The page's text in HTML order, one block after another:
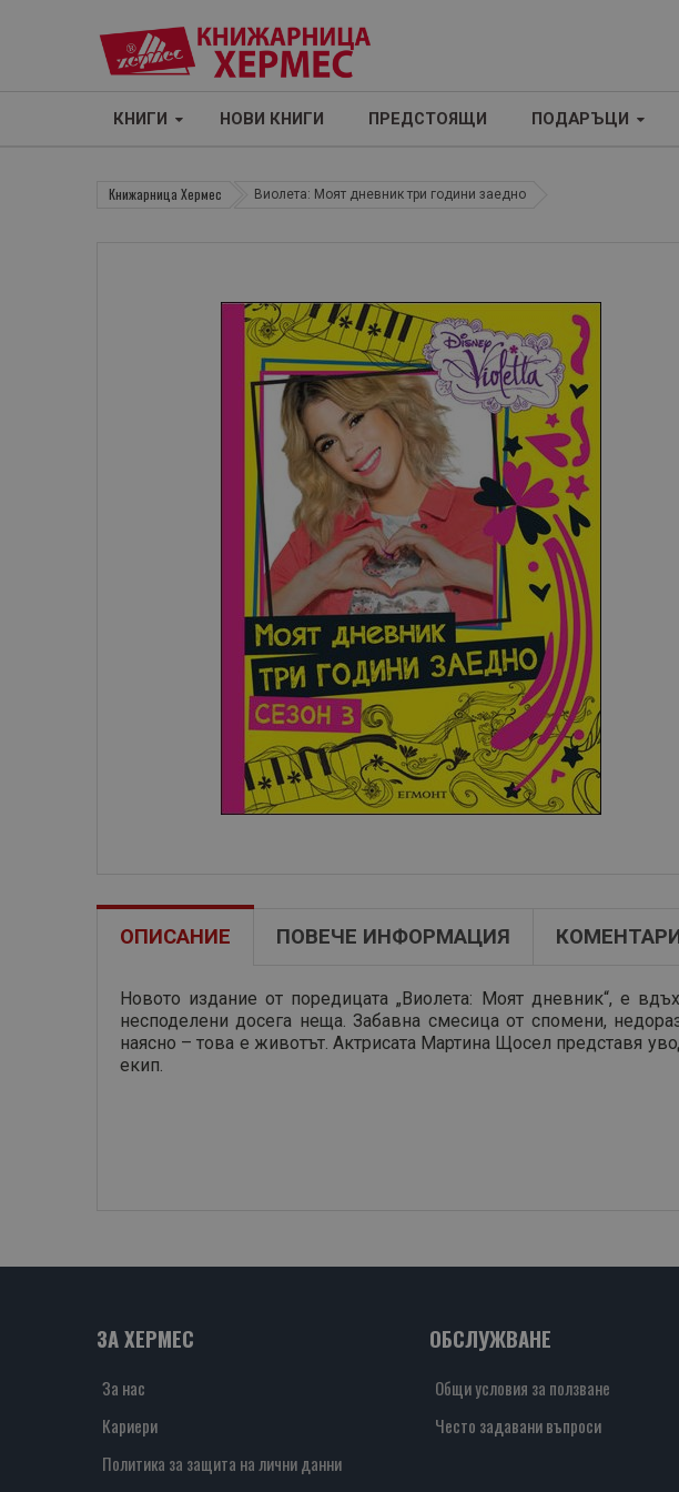
КНИГИ НОВИ КНИГИ ПРЕДСТОЯЩИ ПОДАРЪЦИ
Книжарница Хермес Виолета: Моят дневник три години заедно
ОПИСАНИЕ ПОВЕЧЕ ИНФОРМАЦИЯ
Новото издание от поредицата „Виолета: Моят дневник“, е
несподелени досега неща. Забавна смесица от спомени,
наясно – това е животът. Актрисата Мартина Щосел представя
екип.
ЗА ХЕРМЕС
За нас
Кариери
Политика за защита на лични данни
ОБСЛУЖВАНЕ
Общи условия за ползване
Често задавани въпроси